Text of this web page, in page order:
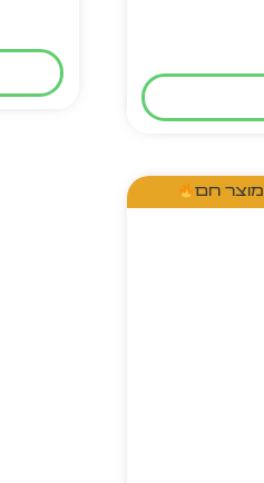
מוצר חם